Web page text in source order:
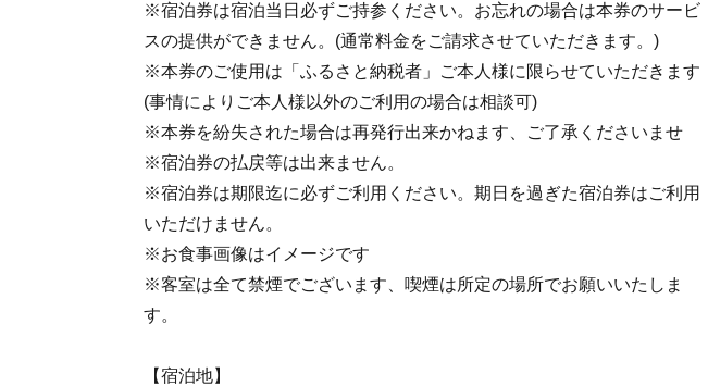
※宿泊券は宿泊当日必ずご持参ください。お忘れの場合は本券のサービ
スの提供ができません。(通常料金をご請求させていただきます。)
※本券のご使用は「ふるさと納税者」ご本人様に限らせていただきます
(事情によりご本人様以外のご利用の場合は相談可)
※本券を紛失された場合は再発行出来かねます、ご了承くださいませ
※宿泊券の払戻等は出来ません。
※宿泊券は期限迄に必ずご利用ください。期日を過ぎた宿泊券はご利用
いただけません。
※お食事画像はイメージです
※客室は全て禁煙でございます、喫煙は所定の場所でお願いいたしま
す。
【宿泊地】